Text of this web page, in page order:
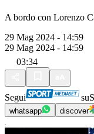
A bordo con Lorenzo
29 Mag 2024 - 14:59
29 Mag 2024 - 14:59
03:34
Segui su
whatsapp discover